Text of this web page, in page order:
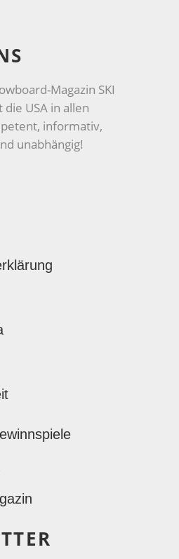
Magazin SKI
USA in allen
informativ,
unabhängig!